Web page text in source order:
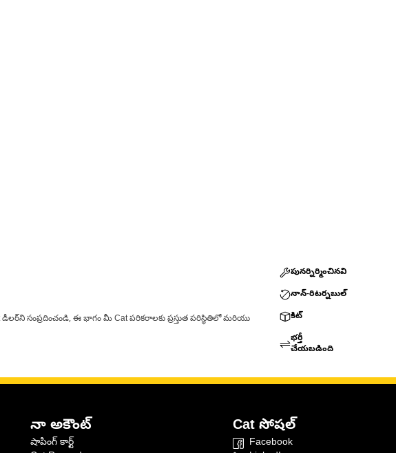
సంప్రదించండి, ఈ భాగం మీ Cat పరికరాలకు ప్రస్తుత పరిస్థితిలో మరియు
పునర్నిర్మించినవి
నాన్-రిటర్నబుల్
కిట్
భర్తీ
చేయబడింది
నా అకౌంట్
షాపింగ్ కార్ట్
Cat సోషల్
Facebook